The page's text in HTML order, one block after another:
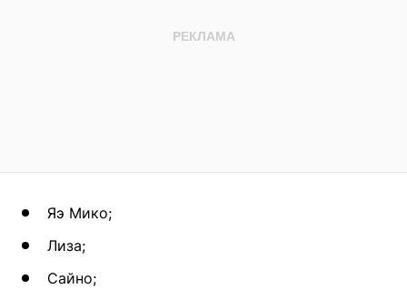
Яэ Мико;
Лиза;
Сайно;